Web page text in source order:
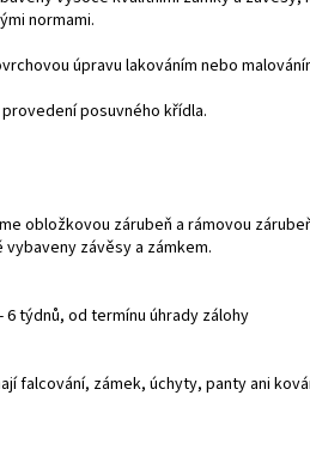
normami.
úpravu lakováním nebo
posuvného křídla.
obložkovou zárubeň a rámovou
závěsy a zámkem.
6 týdnů, od termínu úhrady zálohy
falcování, zámek, úchyty, panty ani